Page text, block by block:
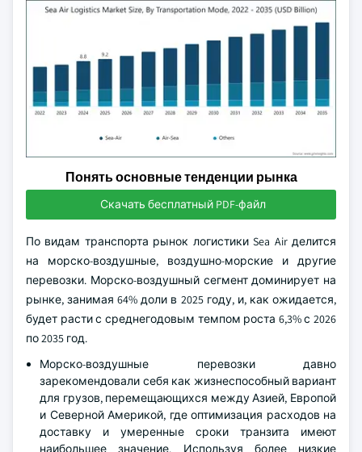
Понять основные тенденции рынка
Скачать бесплатный PDF-файл
По видам транспорта рынок логистики Sea Air делится
на морско-воздушные, воздушно-морские и другие
перевозки. Морско-воздушный сегмент доминирует на
рынке, занимая 64% доли в 2025 году, и, как ожидается,
будет расти с среднегодовым темпом роста 6,3% с 2026
по 2035 год.
Морско-воздушные перевозки давно
зарекомендовали себя как жизнеспособный вариант
для грузов, перемещающихся между Азией, Европой
и Северной Америкой, где оптимизация расходов на
доставку и умеренные сроки транзита имеют
наибольшее значение. Используя более низкие